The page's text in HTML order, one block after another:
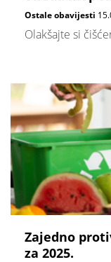
Ostale obavijesti
Olakšajte si
Zajedno
za 2025.